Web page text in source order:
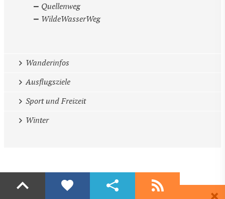
Quellenweg
WildeWasserWeg
Wanderinfos
Ausflugsziele
Sport und Freizeit
Winter